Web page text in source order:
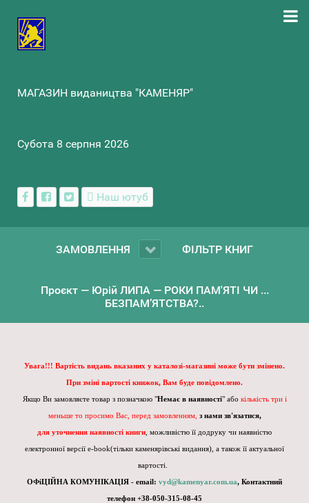
МАГАЗИН видаництва "КАМЕНЯР"
Субота 8 серпня 2026
Наш ютуб
ЗАМОВЛЕННЯ ФІЛЬТР КНИГ
Проєкт — Юрій ЛИПА — РОКИ ПАМ'ЯТІ ЧИ ...
БЕЗПАМ’ЯТСТВА?..
Увага!!! Вартість видань вказаних у каталозі-магазині може бути змінено.
При зміні вартості книжок, Вам буде повідомлено.
Якщо Ви замовляєте товар з позначкою "Немає в наявності" або кількість три і
меньше то просимо Вас, перед замовленням, з нами зв'язатися,
для уточнення наявності книги , можливістю її додруку чи наявністю
електронної версії e-book(тільки каменярівські видання), а також її актуальної
вартості.
ОФіЦІЙНА КОМУНІКАЦІЯ - email: vyd@kamenyar.com.ua, Контактний
телефон +38-050-315-08-45